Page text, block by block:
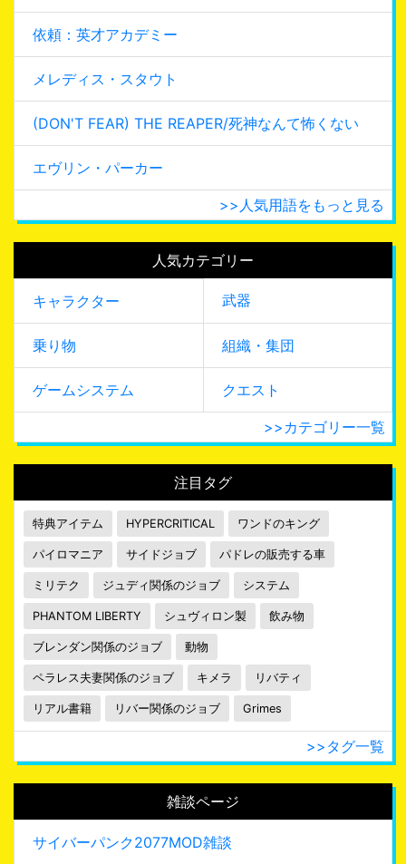
依頼：英才アカデミー
メレディス・スタウト
(DON'T FEAR) THE REAPER/死神なんて怖くない
エヴリン・パーカー
>>人気用語をもっと見る
人気カテゴリー
キャラクター 武器
乗り物 組織・集団
ゲームシステム クエスト
>>カテゴリー一覧
注目タグ
特典アイテム HYPERCRITICAL ワンドのキング
パイロマニア サイドジョブ パドレの販売する車
ミリテク ジュディ関係のジョブ システム
PHANTOM LIBERTY シュヴィロン製 飲み物
ブレンダン関係のジョブ 動物
ペラレス夫妻関係のジョブ キメラ リバティ
リアル書籍 リバー関係のジョブ Grimes
>>タグ一覧
雑談ページ
サイバーパンク2077MOD雑談